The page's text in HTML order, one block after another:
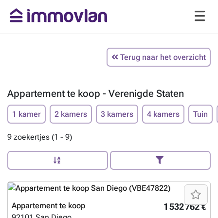
Terug naar het overzicht
Appartement te koop - Verenigde Staten
1 kamer 2 kamers 3 kamers 4 kamers Tuin
9 zoekertjes (1 - 9)
1 532 762 €
Appartement te koop